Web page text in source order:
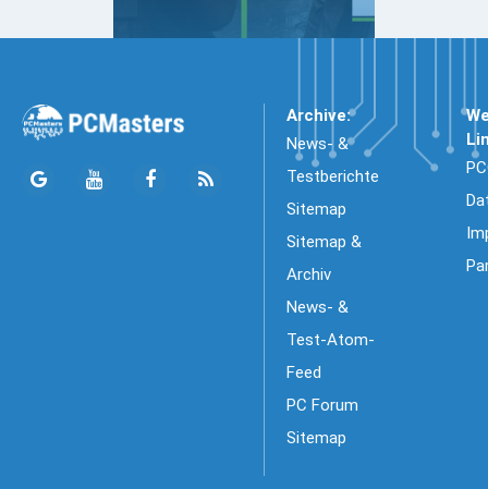
Archive:
News- &
Testberichte
Sitemap
Sitemap &
Archiv
News- &
Test-Atom-
Feed
PC Forum
Sitemap